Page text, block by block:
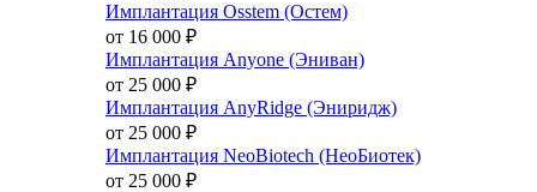
Имплантация Osstem (Остем)
от 16 000 ₽
Имплантация Anyone (Эниван)
от 25 000 ₽
Имплантация AnyRidge (Эниридж)
от 25 000 ₽
Имплантация NeoBiotech (НеоБиотек)
от 25 000 ₽